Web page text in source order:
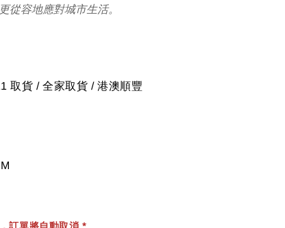
從容地應對城市生活。
取貨 /全家取貨 / 港澳順豐
訂單將自動取消 *